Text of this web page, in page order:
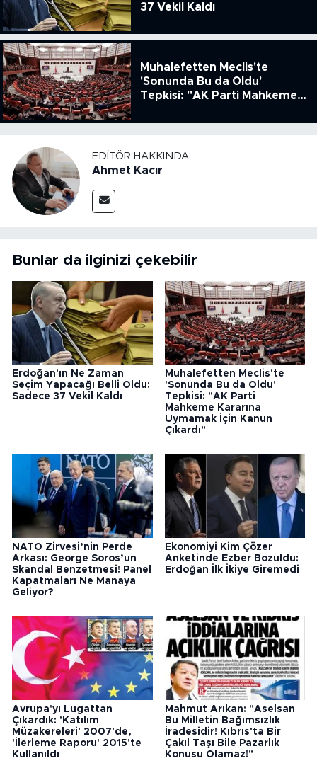
37 Vekil Kaldı
Muhalefetten Meclis'te
'Sonunda Bu da Oldu'
Tepkisi: "AK Parti Mahkeme
Kanun Çıkardı"
EDITÖR HAKKINDA
Ahmet Kacır
Bunlar da ilginizi çekebilir
Erdoğan'ın Ne Zaman
Seçim Yapacağı Belli Oldu:
Sadece 37 Vekil Kaldı
Muhalefetten Meclis'te
'Sonunda Bu da Oldu'
Tepkisi: "AK Parti
Mahkeme Kararına
Uymamak İçin Kanun
Çıkardı"
NATO Zirvesi’nin Perde
Arkası: George Soros’un
Skandal Benzetmesi! Panel
Kapatmaları Ne Manaya
Geliyor?
Ekonomiyi Kim Çözer
Anketinde Ezber Bozuldu:
Erdoğan İlk İkiye Giremedi
Avrupa'yı Lugattan
Çıkardık: 'Katılım
Müzakereleri' 2007'de,
'İlerleme Raporu' 2015'te
Kullanıldı
Mahmut Arıkan: "Aselsan
Bu Milletin Bağımsızlık
İradesidir! Kıbrıs'ta Bir
Çakıl Taşı Bile Pazarlık
Konusu Olamaz!"